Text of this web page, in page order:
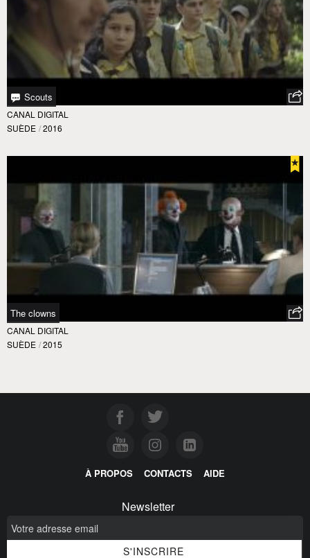
Scouts
CANAL DIGITAL
SUÈDE / 2016
The clowns
CANAL DIGITAL
SUÈDE / 2015
À PROPOS CONTACTS AIDE
Newsletter